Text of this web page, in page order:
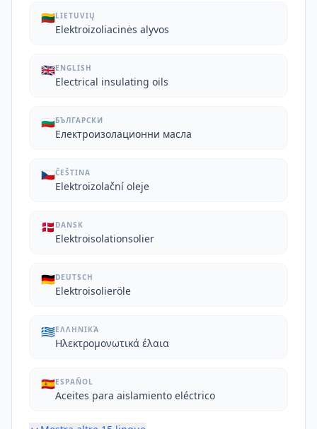
🇱🇹LIETUVIŲ
Elektroizoliacinės alyvos
🇬🇧ENGLISH
Electrical insulating oils
🇧🇬БЪЛГАРСКИ
Електроизолационни масла
🇨🇿ČEŠTINA
Elektroizolační oleje
🇩🇰 DANSK
Elektroisolationsolier
🇩🇪DEUTSCH
Elektroisolieröle
🇬🇷ΕΛΛΗΝΙΚΆ
Ηλεκτρομονωτικά έλαια
🇪🇸ESPAÑOL
Aceites para aislamiento eléctrico